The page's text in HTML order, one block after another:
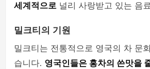
세계적으로 널리 사랑받고 있는 음
밀크티의 기원
밀크티는 전통적으로 영국의 차 문
습니다. 영국인들은 홍차의 쓴맛을